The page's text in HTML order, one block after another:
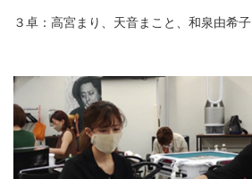
３卓：高宮まり、天音まこと、和泉由希